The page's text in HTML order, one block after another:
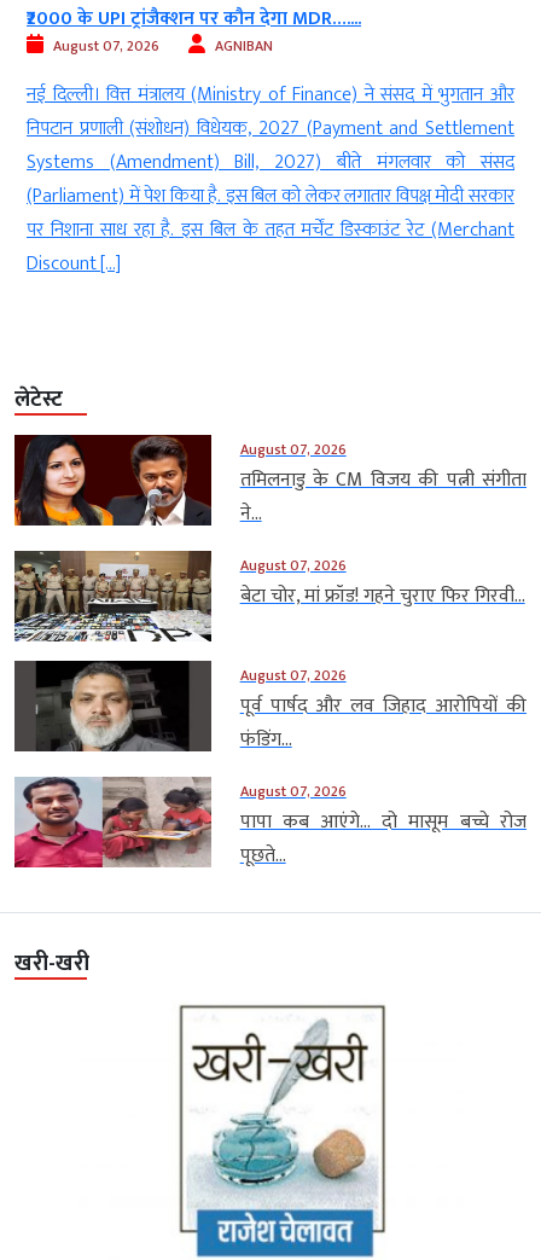
₹2000 के UPI ट्रांजैक्शन पर कौन देगा MDR…....
August 07, 2026 AGNIBAN
नई दिल्ली। वित्त मंत्रालय (Ministry of Finance) ने संसद में भुगतान और
निपटान प्रणाली (संशोधन) विधेयक, 2027 (Payment and Settlement
Systems (Amendment) Bill, 2027) बीते मंगलवार को संसद
(Parliament) में पेश किया है. इस बिल को लेकर लगातार विपक्ष मोदी सरकार
पर निशाना साध रहा है. इस बिल के तहत मर्चेंट डिस्‍काउंट रेट (Merchant
Discount […]
लेटेस्ट
August 07, 2026
तमिलनाडु के CM विजय की पत्नी संगीता
ने...
August 07, 2026
बेटा चोर, मां फ्रॉड! गहने चुराए फिर गिरवी...
August 07, 2026
पूर्व पार्षद और लव जिहाद आरोपियों की
फंडिंग...
August 07, 2026
पापा कब आएंगे… दो मासूम बच्चे रोज
पूछते...
खरी-खरी